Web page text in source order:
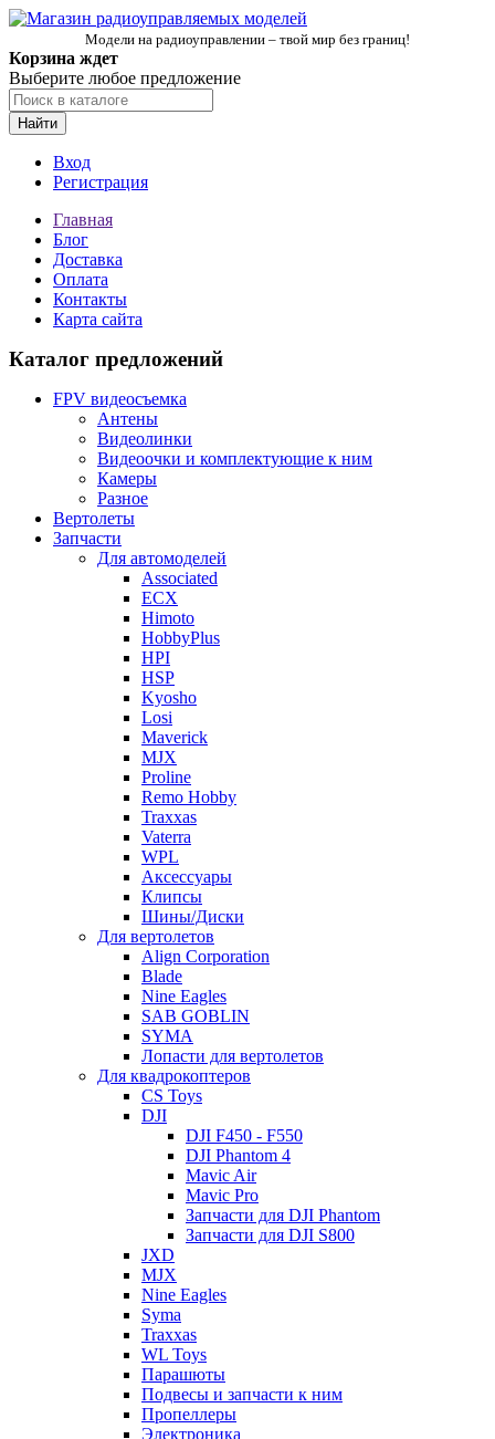
Модели на радиоуправлении – твой мир без границ!
Корзина ждет
Выберите любое предложение
Найти
Вход
Регистрация
Главная
Блог
Доставка
Оплата
Контакты
Карта сайта
Каталог предложений
FPV видеосъемка
Антены
Видеолинки
Видеоочки и комплектующие к ним
Камеры
Разное
Вертолеты
Запчасти
Для автомоделей
Associated
ECX
Himoto
HobbyPlus
HPI
HSP
Kyosho
Losi
Maverick
MJX
Proline
Remo Hobby
Traxxas
Vaterra
WPL
Аксессуары
Клипсы
Шины/Диски
Для вертолетов
Align Corporation
Blade
Nine Eagles
SAB GOBLIN
SYMA
Лопасти для вертолетов
Для квадрокоптеров
CS Toys
DJI
DJI F450 - F550
DJI Phantom 4
Mavic Air
Mavic Pro
Запчасти для DJI Phantom
Запчасти для DJI S800
JXD
MJX
Nine Eagles
Syma
Traxxas
WL Toys
Парашюты
Подвесы и запчасти к ним
Пропеллеры
Электроника